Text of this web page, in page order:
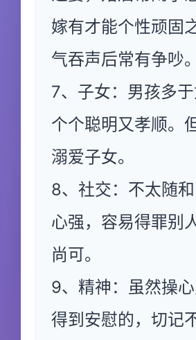
嫁有才能个性顽固
气吞声后常有争吵。
7、子女：男孩多于
个个聪明又孝顺。
溺爱子女。
8、社交：不太随
心强，容易得罪别
尚可。
9、精神：虽然操
得到安慰的，切记